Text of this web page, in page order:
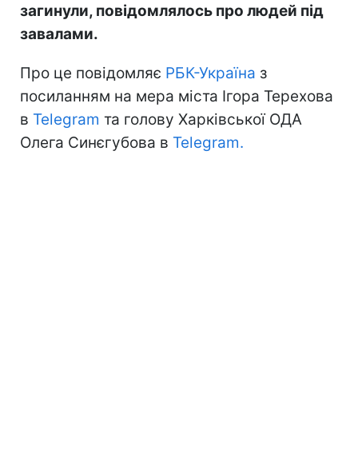
загинули, повідомлялось про людей під
завалами.
Про це повідомляє РБК-Україна з
посиланням на мера міста Ігора Терехова
в Telegram та голову Харківської ОДА
Олега Синєгубова в Telegram.